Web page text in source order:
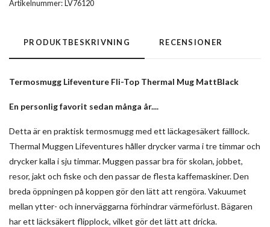
Artikelnummer:LV76120
PRODUKTBESKRIVNING RECENSIONER
Termosmugg Lifeventure Fli-Top Thermal Mug MattBlack
En personlig favorit sedan många år....
Detta är en praktisk termosmugg med ett läckagesäkert fälllock.
Thermal Muggen Lifeventures håller drycker varma i tre timmar och
drycker kalla i sju timmar. Muggen passar bra för skolan, jobbet,
resor, jakt och fiske och den passar de flesta kaffemaskiner. Den
breda öppningen på koppen gör den lätt att rengöra. Vakuumet
mellan ytter- och innerväggarna förhindrar värmeförlust. Bägaren
har ett läcksäkert flipplock, vilket gör det lätt att dricka.